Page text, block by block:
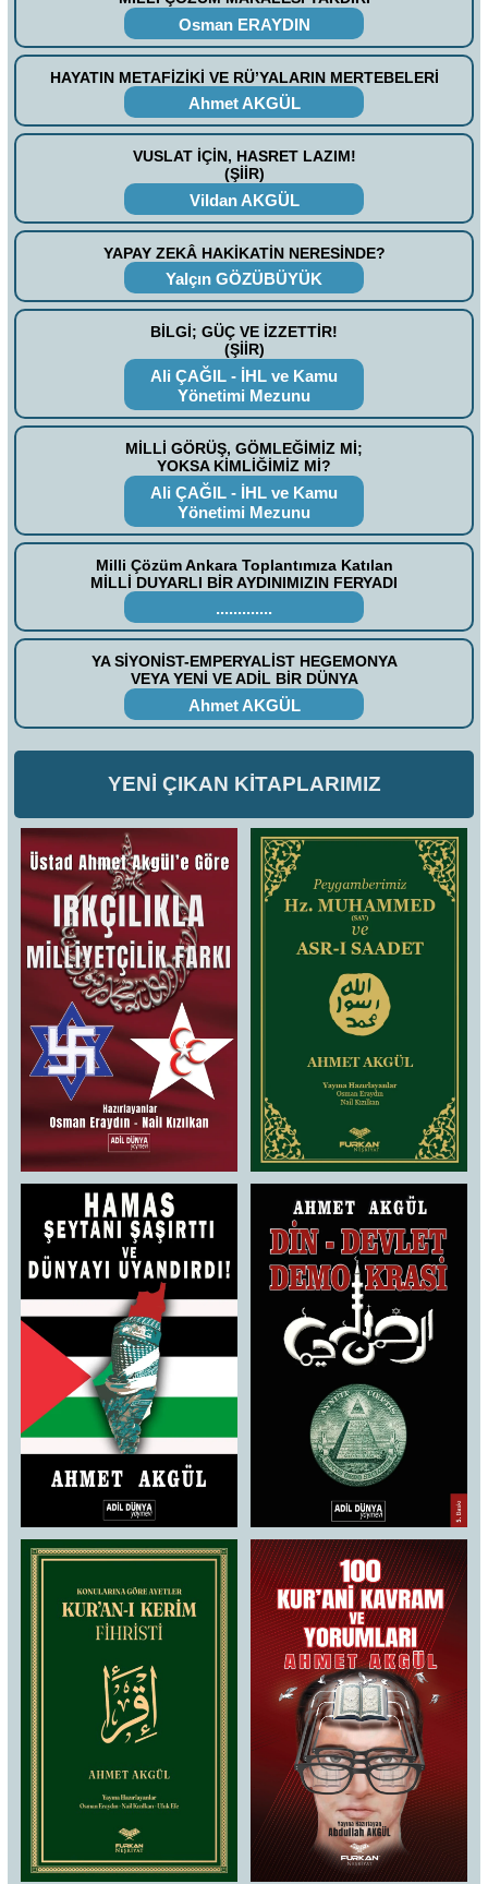
Osman ERAYDIN
HAYATIN METAFİZİKİ VE RÜ’YALARIN MERTEBELERİ
Ahmet AKGÜL
VUSLAT İÇİN, HASRET LAZIM!
(ŞİİR)
Vildan AKGÜL
YAPAY ZEKÂ HAKİKATİN NERESİNDE?
Yalçın GÖZÜBÜYÜK
BİLGİ; GÜÇ VE İZZETTİR!
(ŞİİR)
Ali ÇAĞIL - İHL ve Kamu
Yönetimi Mezunu
MİLLİ GÖRÜŞ, GÖMLEĞİMİZ Mİ;
YOKSA KİMLİĞİMİZ Mİ?
Ali ÇAĞIL - İHL ve Kamu
Yönetimi Mezunu
Milli Çözüm Ankara Toplantımıza Katılan
MİLLİ DUYARLI BİR AYDINIMIZIN FERYADI
.............
YA SİYONİST-EMPERYALİST HEGEMONYA
VEYA YENİ VE ADİL BİR DÜNYA
Ahmet AKGÜL
YENİ ÇIKAN KİTAPLARIMIZ